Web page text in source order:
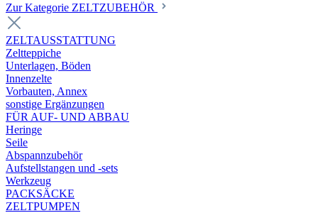
Zur Kategorie ZELTZUBEHÖR
ZELTAUSSTATTUNG
Zeltteppiche
Unterlagen, Böden
Innenzelte
Vorbauten, Annex
sonstige Ergänzungen
FÜR AUF- UND ABBAU
Heringe
Seile
Abspannzubehör
Aufstellstangen und -sets
Werkzeug
PACKSÄCKE
ZELTPUMPEN